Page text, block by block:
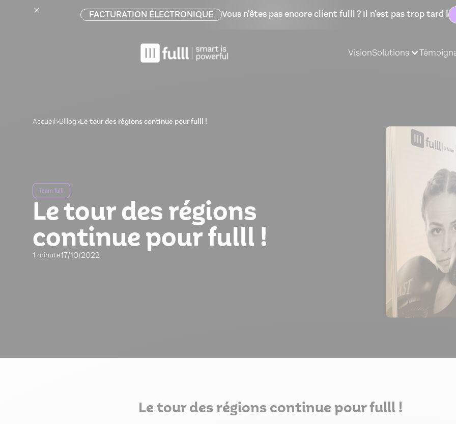
FACTURATION ÉLECTRONIQUE Vous n'êtes pas encore client fulll ? Il n'est pas trop tard !
VisionSolutions
Accueil>Blllog>Le tour des régions continue pour fulll !
Team fulll
Le tour des régions
continue pour fulll !
1 minute17/10/2022
Le tour des régions continue pour fulll !